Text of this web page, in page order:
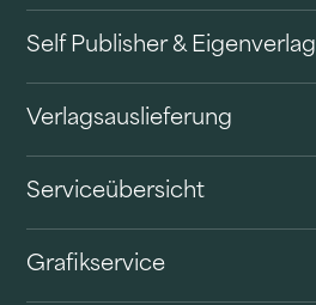
Self Publisher & Eigenverlag
Verlagsauslieferung
Serviceübersicht
Grafikservice